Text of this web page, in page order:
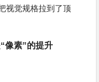
视觉规格拉到了顶
像素”的提升